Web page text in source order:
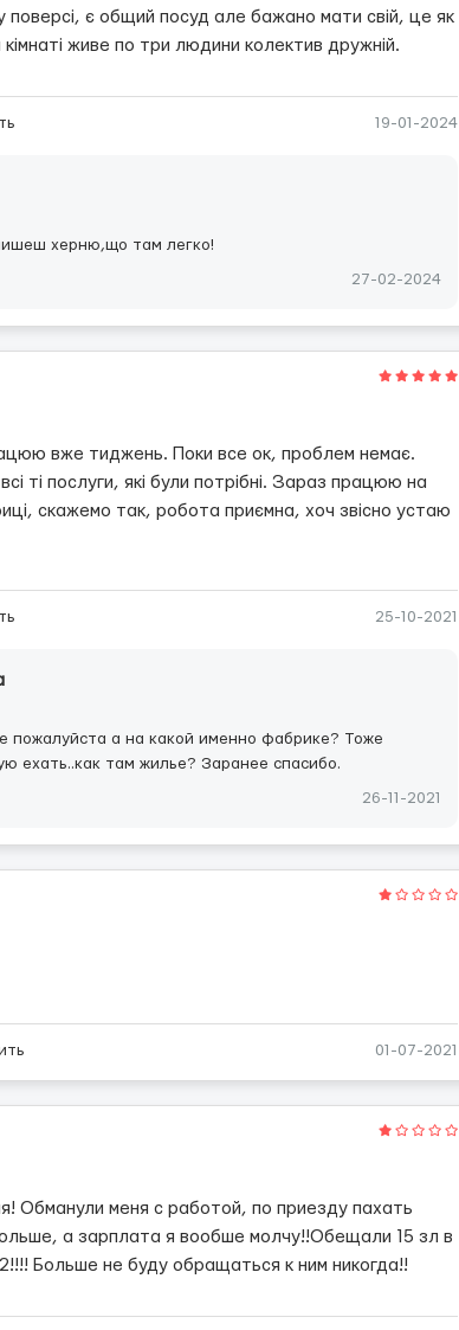
поверсі, є общий посуд але бажано мати свій, це як
живе по три людини колектив дружній.
19-01-2024
херню,що там легко!
27-02-2024
вже тиджень. Поки все ок, проблем немає.
ті послуги, які були потрібні. Зараз працюю на
скажемо так, робота приємна, хоч звісно устаю
25-10-2021
пожалуйста а на какой именно фабрике? Тоже
ехать..как там жилье? Заранее спасибо.
26-11-2021
01-07-2021
Обманули меня с работой, по приезду пахать
а зарплата я вообше молчу!!Обещали 15 зл в
Больше не буду обращаться к ним никогда!!